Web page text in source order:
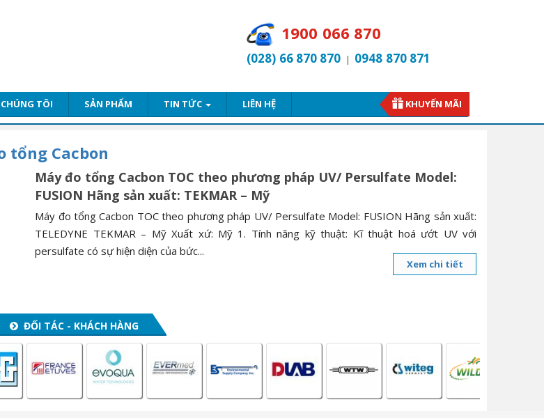
1900 066 870
(028) 66 870 870 | 0948 870 871
CHÚNG TÔI SẢN PHẨM TIN TỨC LIÊN HỆ KHUYẾN MÃI
tổng Cacbon
Máy đo tổng Cacbon TOC theo phương pháp UV/ Persulfate Model:
FUSION Hãng sản xuất: TEKMAR – Mỹ
Máy đo tổng Cacbon TOC theo phương pháp UV/ Persulfate Model: FUSION Hãng sản xuất:
TELEDYNE TEKMAR – Mỹ Xuất xứ: Mỹ 1. Tính năng kỹ thuật: Kĩ thuật hoá ướt UV với
persulfate có sự hiện diện của bức...
Xem chi tiết
ĐỐI TÁC - KHÁCH HÀNG